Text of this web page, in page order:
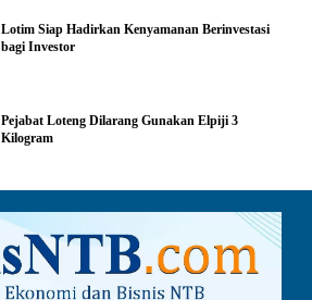
Lotim Siap Hadirkan Kenyamanan Berinvestasi
bagi Investor
Pejabat Loteng Dilarang Gunakan Elpiji 3
Kilogram